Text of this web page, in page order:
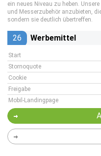
ein neues Niveau zu heben.
und Messerzubehör anzubieten,
sondern sie deutlich übertreffen.
26 Werbemittel
Start
Stornoquote
Cookie
Freigabe
Mobil-Landingpage